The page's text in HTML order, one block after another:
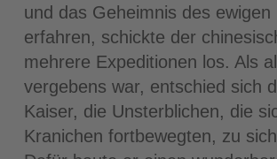
und das Geheimnis des ewigen
erfahren, schickte der
mehrere Expeditionen los. Als
vergebens war, entschied sich
Kaiser, die Unsterblichen, die
Kranichen fortbewegten, zu